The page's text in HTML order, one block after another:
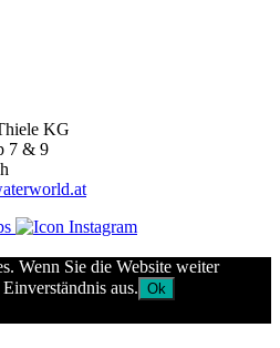
KG
7 & 9
Wenn Sie die Website weiter
aus. Ok